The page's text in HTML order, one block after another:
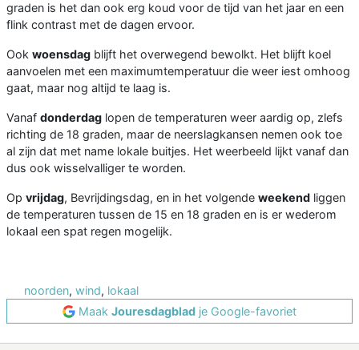
graden is het dan ook erg koud voor de tijd van het jaar en een
flink contrast met de dagen ervoor.
Ook woensdag blijft het overwegend bewolkt. Het blijft koel
aanvoelen met een maximumtemperatuur die weer iest omhoog
gaat, maar nog altijd te laag is.
Vanaf donderdag lopen de temperaturen weer aardig op, zlefs
richting de 18 graden, maar de neerslagkansen nemen ook toe
al zijn dat met name lokale buitjes. Het weerbeeld lijkt vanaf dan
dus ook wisselvalliger te worden.
Op vrijdag, Bevrijdingsdag, en in het volgende weekend liggen
de temperaturen tussen de 15 en 18 graden en is er wederom
lokaal een spat regen mogelijk.
noorden, wind, lokaal
Maak Jouresdagblad je Google-favoriet